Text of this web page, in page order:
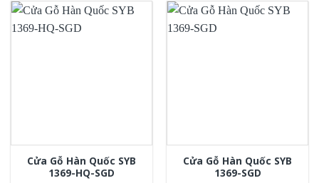
Cửa Gỗ Hàn Quốc SYB
1369-HQ-SGD
Cửa Gỗ Hàn Quốc SYB
1369-SGD